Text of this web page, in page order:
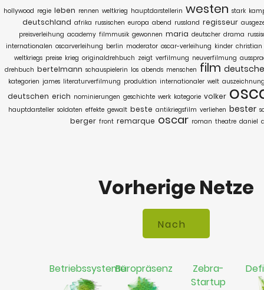
hollywood regie leben rennen weltkrieg hauptdarstellerin westen stark
deutschland afrika russischen europa abend russland regisseur
preisverleihung academy filmmusik gewonnen maria deutscher drama
internationalen oscarverleihung berlin moderator oscar-verleihung kinder christian
weltkriegs preise krieg originaldrehbuch zeigt verfilmung neuverfilmung
drehbuch bertelmann schauspielerin los abends menschen film deutsche
kategorien james literaturverfilmung produktion internationaler welt
deutschen erich nominierungen geschichte werk kategorie volker
hauptdarsteller soldaten effekte gewalt beste antikriegsfilm verliehen bester
berger front remarque oscar roman theatre daniel
Vorherige Netze
BetriebssystemeBüropräsenz
Zebra-
Startup